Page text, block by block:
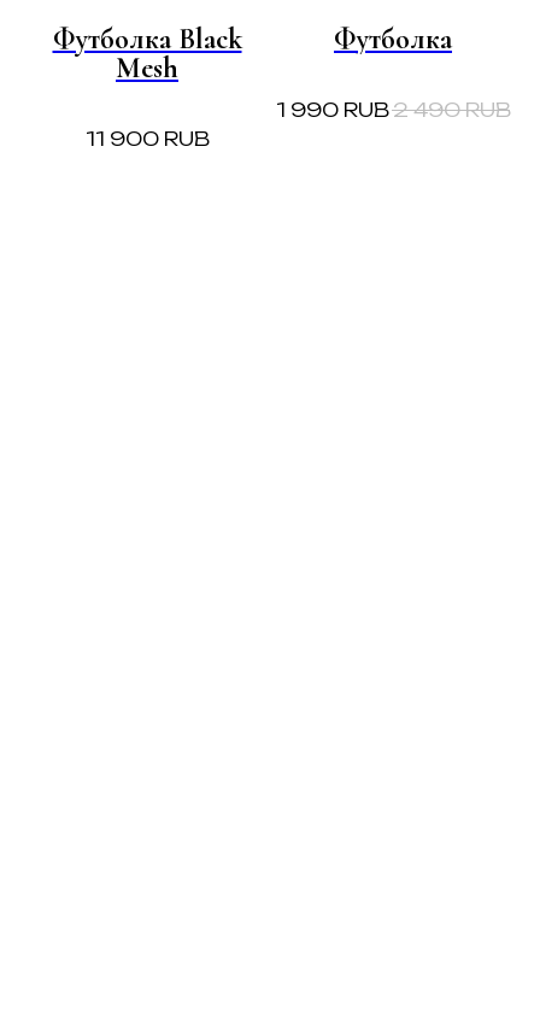
Футболка Black
Mesh
11 900 RUB
Футболка
1 990 RUB2 490 RUB